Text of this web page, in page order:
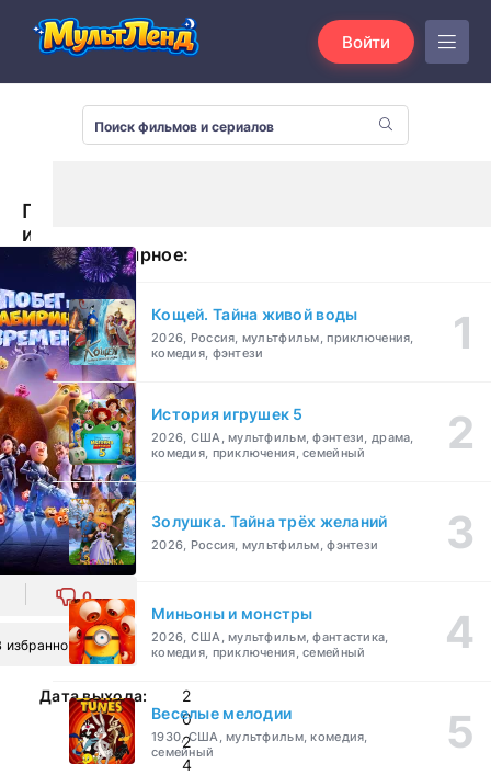
Войти
Побег
из
лабиринта
времени
(2024)
0
избранное
Дата выхода:
2
0
2
4
Популярное:
Кощей. Тайна живой воды
2026, Россия, мультфильм, приключения,
комедия, фэнтези
История игрушек 5
2026, США, мультфильм, фэнтези, драма,
комедия, приключения, семейный
Золушка. Тайна трёх желаний
2026, Россия, мультфильм, фэнтези
Миньоны и монстры
2026, США, мультфильм, фантастика,
комедия, приключения, семейный
Веселые мелодии
1930, США, мультфильм, комедия,
семейный